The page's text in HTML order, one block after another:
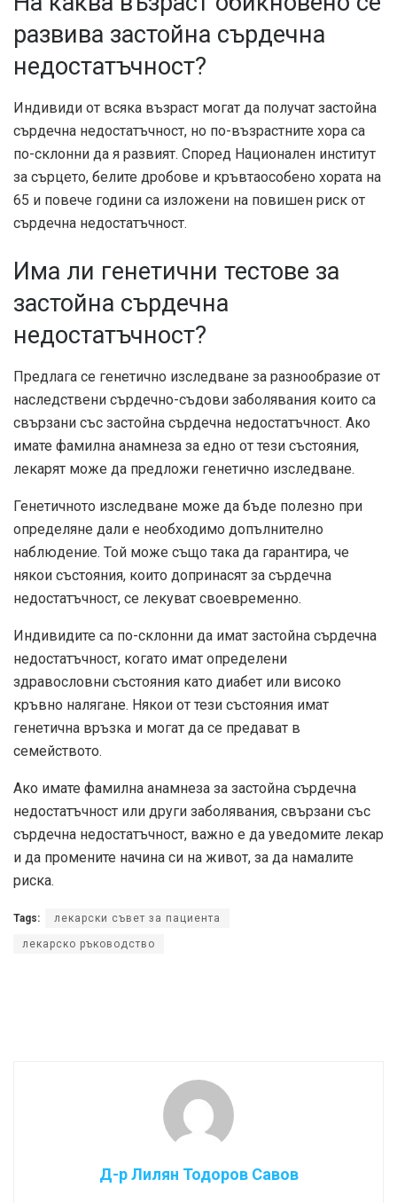
развива застойна сърдечна
недостатъчност?
Индивиди от всяка възраст могат да получат застойна
сърдечна недостатъчност, но по-възрастните хора са
по-склонни да я развият. Според Национален институт
за сърцето, белите дробове и кръвтаособено хората на
65 и повече години са изложени на повишен риск от
сърдечна недостатъчност.
Има ли генетични тестове за
застойна сърдечна
недостатъчност?
Предлага се генетично изследване за разнообразие от
наследствени сърдечно-съдови заболявания които са
свързани със застойна сърдечна недостатъчност. Ако
имате фамилна анамнеза за едно от тези състояния,
лекарят може да предложи генетично изследване.
Генетичното изследване може да бъде полезно при
определяне дали е необходимо допълнително
наблюдение. Той може също така да гарантира, че
някои състояния, които допринасят за сърдечна
недостатъчност, се лекуват своевременно.
Индивидите са по-склонни да имат застойна сърдечна
недостатъчност, когато имат определени
здравословни състояния като диабет или високо
кръвно налягане. Някои от тези състояния имат
генетична връзка и могат да се предават в
семейството.
Ако имате фамилна анамнеза за застойна сърдечна
недостатъчност или други заболявания, свързани със
сърдечна недостатъчност, важно е да уведомите лекар
и да промените начина си на живот, за да намалите
риска.
Tags: лекарски съвет за пациента
лекарско ръководство
Д-р Лилян Тодоров Савов